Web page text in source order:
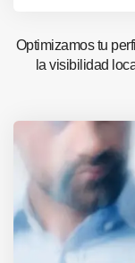
Optimizamos tu
la visibilidad